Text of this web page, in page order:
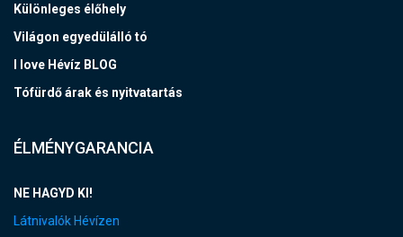
Különleges élőhely
Világon egyedülálló tó
I love Hévíz BLOG
Tófürdő árak és nyitvatartás
ÉLMÉNYGARANCIA
NE HAGYD KI!
Látnivalók Hévízen